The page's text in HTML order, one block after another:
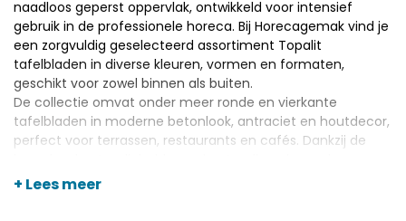
naadloos geperst oppervlak, ontwikkeld voor intensief
gebruik in de professionele horeca. Bij Horecagemak vind je
een zorgvuldig geselecteerd assortiment Topalit
tafelbladen in diverse kleuren, vormen en formaten,
geschikt voor zowel binnen als buiten.
De collectie omvat onder meer ronde en vierkante
tafelbladen in moderne betonlook, antraciet en houtdecor,
perfect voor terrassen, restaurants en cafés. Dankzij de
en onderhoudsvriendelijke afwerking kies je met Topalit bij
+ Lees meer